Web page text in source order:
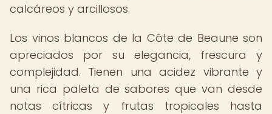
calcáreos y arcillosos.
Los vinos blancos de la Côte de Beaune son
apreciados por su elegancia, frescura y
complejidad. Tienen una acidez vibrante y
una rica paleta de sabores que van desde
notas cítricas y frutas tropicales hasta